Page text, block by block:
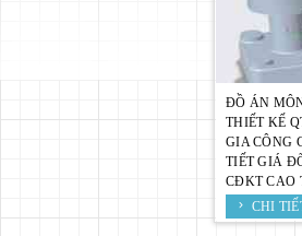
[5]: Sổ
Khoa Hà
[6]: Đồ
[7}:Chế
THIẾT
tạo máy,
ĐỒ ÁN
THIẾT KẾ
GIA CÔNG
TIẾT GIÁ
CĐKT CAO
CHI